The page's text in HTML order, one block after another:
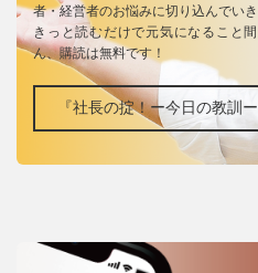
者・経営者のお悩みに切り込んでいき
きっと読むだけで元気になること
ん、購読は無料です！
『社長の掟！ー今日の教訓